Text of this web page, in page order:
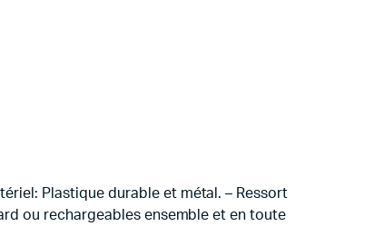
Plastique durable et métal. – Ressort
ou rechargeables ensemble et en toute